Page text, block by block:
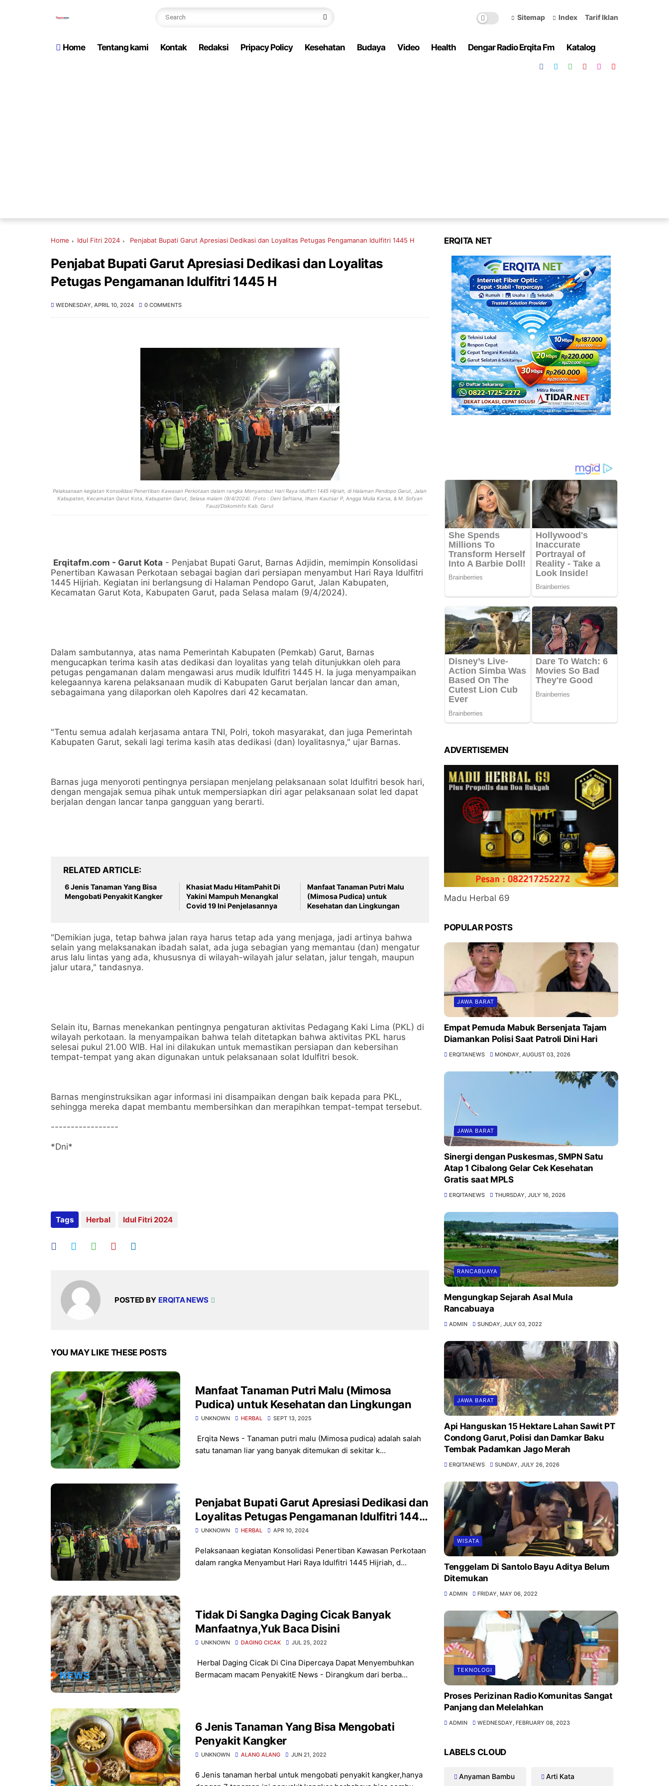
Sitemap Index Tarif Iklan
Home Tentang kami Kontak Redaksi Pripacy Policy Kesehatan Budaya Video Health Dengar Radio Erqita Fm Katalog
Home Idul Fitri 2024 Penjabat Bupati Garut Apresiasi Dedikasi dan Loyalitas Petugas Pengamanan Idulfitri 1445 H
Penjabat Bupati Garut Apresiasi Dedikasi dan Loyalitas
Petugas Pengamanan Idulfitri 1445 H
WEDNESDAY, APRIL 10, 2024 0 COMMENTS
Pelaksanaan kegiatan Konsolidasi Penertiban Kawasan Perkotaan dalam rangka Menyambut Hari Raya Idulfitri 1445 Hijriah, di Halaman Pendopo Garut, Jalan
Kabupaten, Kecamatan Garut Kota, Kabupaten Garut, Selasa malam (9/4/2024). (Foto : Deni Seftiana, Ilham Kautsar P, Angga Mulia Karsa, & M. Sofyan
Fauzi/Diskominfo Kab. Garut
Erqitafm.com - Garut Kota - Penjabat Bupati Garut, Barnas Adjidin, memimpin Konsolidasi
Penertiban Kawasan Perkotaan sebagai bagian dari persiapan menyambut Hari Raya Idulfitri
1445 Hijriah. Kegiatan ini berlangsung di Halaman Pendopo Garut, Jalan Kabupaten,
Kecamatan Garut Kota, Kabupaten Garut, pada Selasa malam (9/4/2024).
Dalam sambutannya, atas nama Pemerintah Kabupaten (Pemkab) Garut, Barnas
mengucapkan terima kasih atas dedikasi dan loyalitas yang telah ditunjukkan oleh para
petugas pengamanan dalam mengawasi arus mudik Idulfitri 1445 H. Ia juga menyampaikan
kelegaannya karena pelaksanaan mudik di Kabupaten Garut berjalan lancar dan aman,
sebagaimana yang dilaporkan oleh Kapolres dari 42 kecamatan.
"Tentu semua adalah kerjasama antara TNI, Polri, tokoh masyarakat, dan juga Pemerintah
Kabupaten Garut, sekali lagi terima kasih atas dedikasi (dan) loyalitasnya," ujar Barnas.
Barnas juga menyoroti pentingnya persiapan menjelang pelaksanaan solat Idulfitri besok hari,
dengan mengajak semua pihak untuk mempersiapkan diri agar pelaksanaan solat Ied dapat
berjalan dengan lancar tanpa gangguan yang berarti.
RELATED ARTICLE
6 Jenis Tanaman Yang Bisa
Mengobati Penyakit Kangker
Khasiat Madu HitamPahit Di
Yakini Mampuh Menangkal
Covid 19 Ini Penjelasannya
Manfaat Tanaman Putri Malu
(Mimosa Pudica) untuk
Kesehatan dan Lingkungan
"Demikian juga, tetap bahwa jalan raya harus tetap ada yang menjaga, jadi artinya bahwa
selain yang melaksanakan ibadah salat, ada juga sebagian yang memantau (dan) mengatur
arus lalu lintas yang ada, khususnya di wilayah-wilayah jalur selatan, jalur tengah, maupun
jalur utara," tandasnya.
Selain itu, Barnas menekankan pentingnya pengaturan aktivitas Pedagang Kaki Lima (PKL) di
wilayah perkotaan. Ia menyampaikan bahwa telah ditetapkan bahwa aktivitas PKL harus
selesai pukul 21.00 WIB. Hal ini dilakukan untuk memastikan persiapan dan kebersihan
tempat-tempat yang akan digunakan untuk pelaksanaan solat Idulfitri besok.
Barnas menginstruksikan agar informasi ini disampaikan dengan baik kepada para PKL,
sehingga mereka dapat membantu membersihkan dan merapihkan tempat-tempat tersebut.
-----------------
*Dni*
Tags Herbal Idul Fitri 2024
POSTED BY ERQITA NEWS
YOU MAY LIKE THESE POSTS
Manfaat Tanaman Putri Malu (Mimosa
Pudica) untuk Kesehatan dan Lingkungan
UNKNOWN HERBAL SEPT 13, 2025
Erqita News - Tanaman putri malu (Mimosa pudica) adalah salah
satu tanaman liar yang banyak ditemukan di sekitar k...
Penjabat Bupati Garut Apresiasi Dedikasi dan
Loyalitas Petugas Pengamanan Idulfitri 1445
HUNKNOWN HERBAL APR 10, 2024
Pelaksanaan kegiatan Konsolidasi Penertiban Kawasan Perkotaan
dalam rangka Menyambut Hari Raya Idulfitri 1445 Hijriah, d...
Tidak Di Sangka Daging Cicak Banyak
Manfaatnya,Yuk Baca Disini
UNKNOWN DAGING CICAK JUL 25, 2022
Herbal Daging Cicak Di Cina Dipercaya Dapat Menyembuhkan
Bermacam macam PenyakitE News - Dirangkum dari berba...
6 Jenis Tanaman Yang Bisa Mengobati
Penyakit Kangker
UNKNOWN ALANG ALANG JUN 21, 2022
6 Jenis tanaman herbal untuk mengobati penyakit kangker,hanya
ERQITA NET
ADVERTISEMEN
Madu Herbal 69
POPULAR POSTS
JAWA BARAT
Empat Pemuda Mabuk Bersenjata Tajam
Diamankan Polisi Saat Patroli Dini Hari
ERQITANEWS MONDAY, AUGUST 03, 2026
JAWA BARAT
Sinergi dengan Puskesmas, SMPN Satu
Atap 1 Cibalong Gelar Cek Kesehatan
Gratis saat MPLS
ERQITANEWS THURSDAY, JULY 16, 2026
RANCABUAYA
Mengungkap Sejarah Asal Mula
Rancabuaya
ADMIN SUNDAY, JULY 03, 2022
JAWA BARAT
Api Hanguskan 15 Hektare Lahan Sawit PT
Condong Garut, Polisi dan Damkar Baku
Tembak Padamkan Jago Merah
ERQITANEWS SUNDAY, JULY 26, 2026
WISATA
Tenggelam Di Santolo Bayu Aditya Belum
Ditemukan
ADMIN FRIDAY, MAY 06, 2022
TEKNOLOGI
Proses Perizinan Radio Komunitas Sangat
Panjang dan Melelahkan
ADMIN WEDNESDAY, FEBRUARY 08, 2023
LABELS CLOUD
Anyaman Bambu Arti Kata